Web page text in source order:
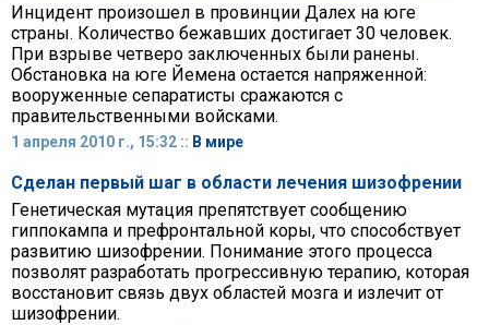
Инцидент произошел в провинции Далех на юге
страны. Количество бежавших достигает 30 человек.
При взрыве четверо заключенных были ранены.
Обстановка на юге Йемена остается напряженной:
вооруженные сепаратисты сражаются с
правительственными войсками.
1 апреля 2010 г., 15:32 :: В мире
Сделан первый шаг в области лечения шизофрении
Генетическая мутация препятствует сообщению
гиппокампа и префронтальной коры, что способствует
развитию шизофрении. Понимание этого процесса
позволят разработать прогрессивную терапию, которая
восстановит связь двух областей мозга и излечит от
шизофрении.